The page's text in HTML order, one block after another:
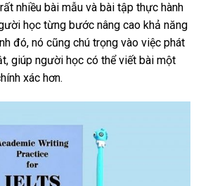
nhiều bài mẫu và bài tập thực hành
học từng bước nâng cao khả năng
đó, nó cũng chú trọng vào việc phát
giúp người học có thể viết bài một
xác hơn.